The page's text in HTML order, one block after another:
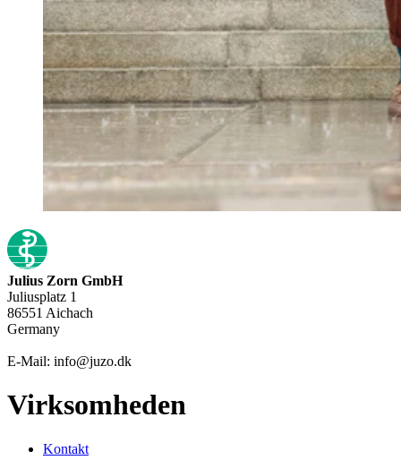
Julius Zorn GmbH
Juliusplatz 1
86551 Aichach
Germany
E-Mail: info@juzo.dk
Virksomheden
Kontakt